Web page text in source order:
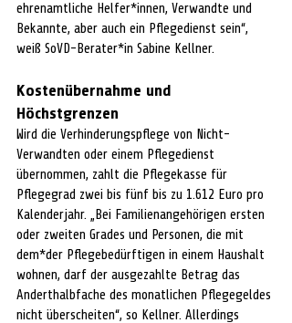
ehrenamtliche Helfer*innen, Verwandte und
Bekannte, aber auch ein Pflegedienst sein“,
weiß SoVD-Berater*in Sabine Kellner.
Kostenübernahme und
Höchstgrenzen
Wird die Verhinderungspflege von Nicht-
Verwandten oder einem Pflegedienst
übernommen, zahlt die Pflegekasse für
Pflegegrad zwei bis fünf bis zu 1.612 Euro pro
Kalenderjahr. „Bei Familienangehörigen ersten
oder zweiten Grades und Personen, die mit
dem*der Pflegebedürftigen in einem Haushalt
wohnen, darf der ausgezahlte Betrag das
Anderthalbfache des monatlichen Pflegegeldes
nicht überscheiten“, so Kellner. Allerdings